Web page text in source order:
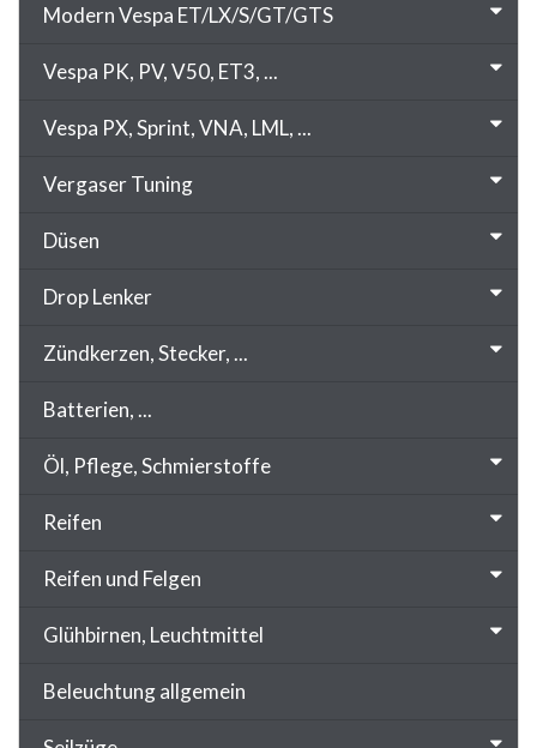
Modern Vespa ET/LX/S/GT/GTS
Vespa PK, PV, V50, ET3, ...
Vespa PX, Sprint, VNA, LML, ...
Vergaser Tuning
Düsen
Drop Lenker
Zündkerzen, Stecker, ...
Batterien, ...
Öl, Pflege, Schmierstoffe
Reifen
Reifen und Felgen
Glühbirnen, Leuchtmittel
Beleuchtung allgemein